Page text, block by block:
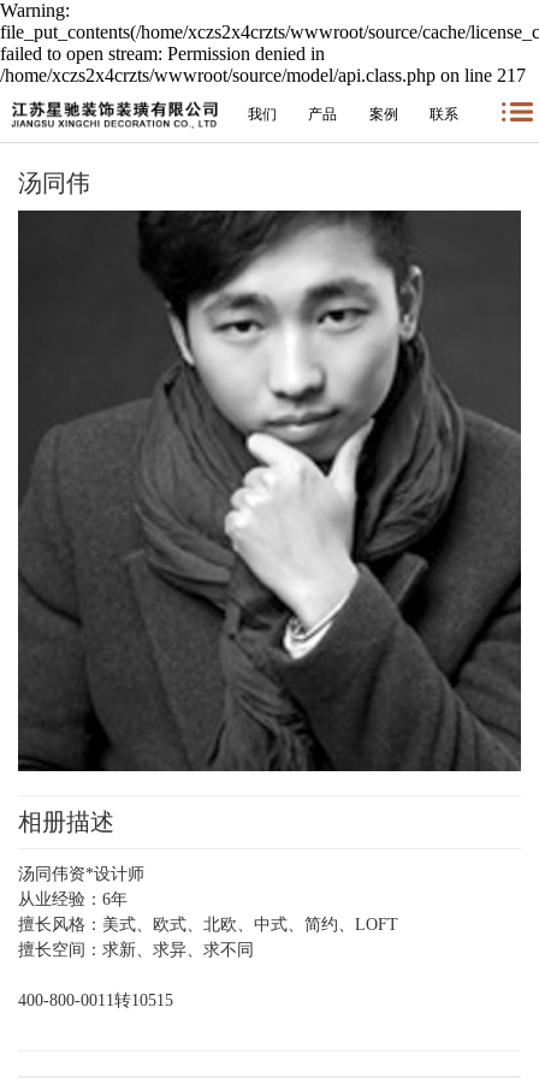
Warning:
file_put_contents(/home/xczs2x4crzts/wwwroot/source/cache/
failed to open stream: Permission denied in
/home/xczs2x4crzts/wwwroot/source/model/api.class.php on line 217
我们 产品 案例 联系
汤同伟
相册描述
汤同伟资*设计师
从业经验：6年
擅长风格：美式、欧式、北欧、中式、简约、LOFT
擅长空间：求新、求异、求不同
400-800-0011转10515